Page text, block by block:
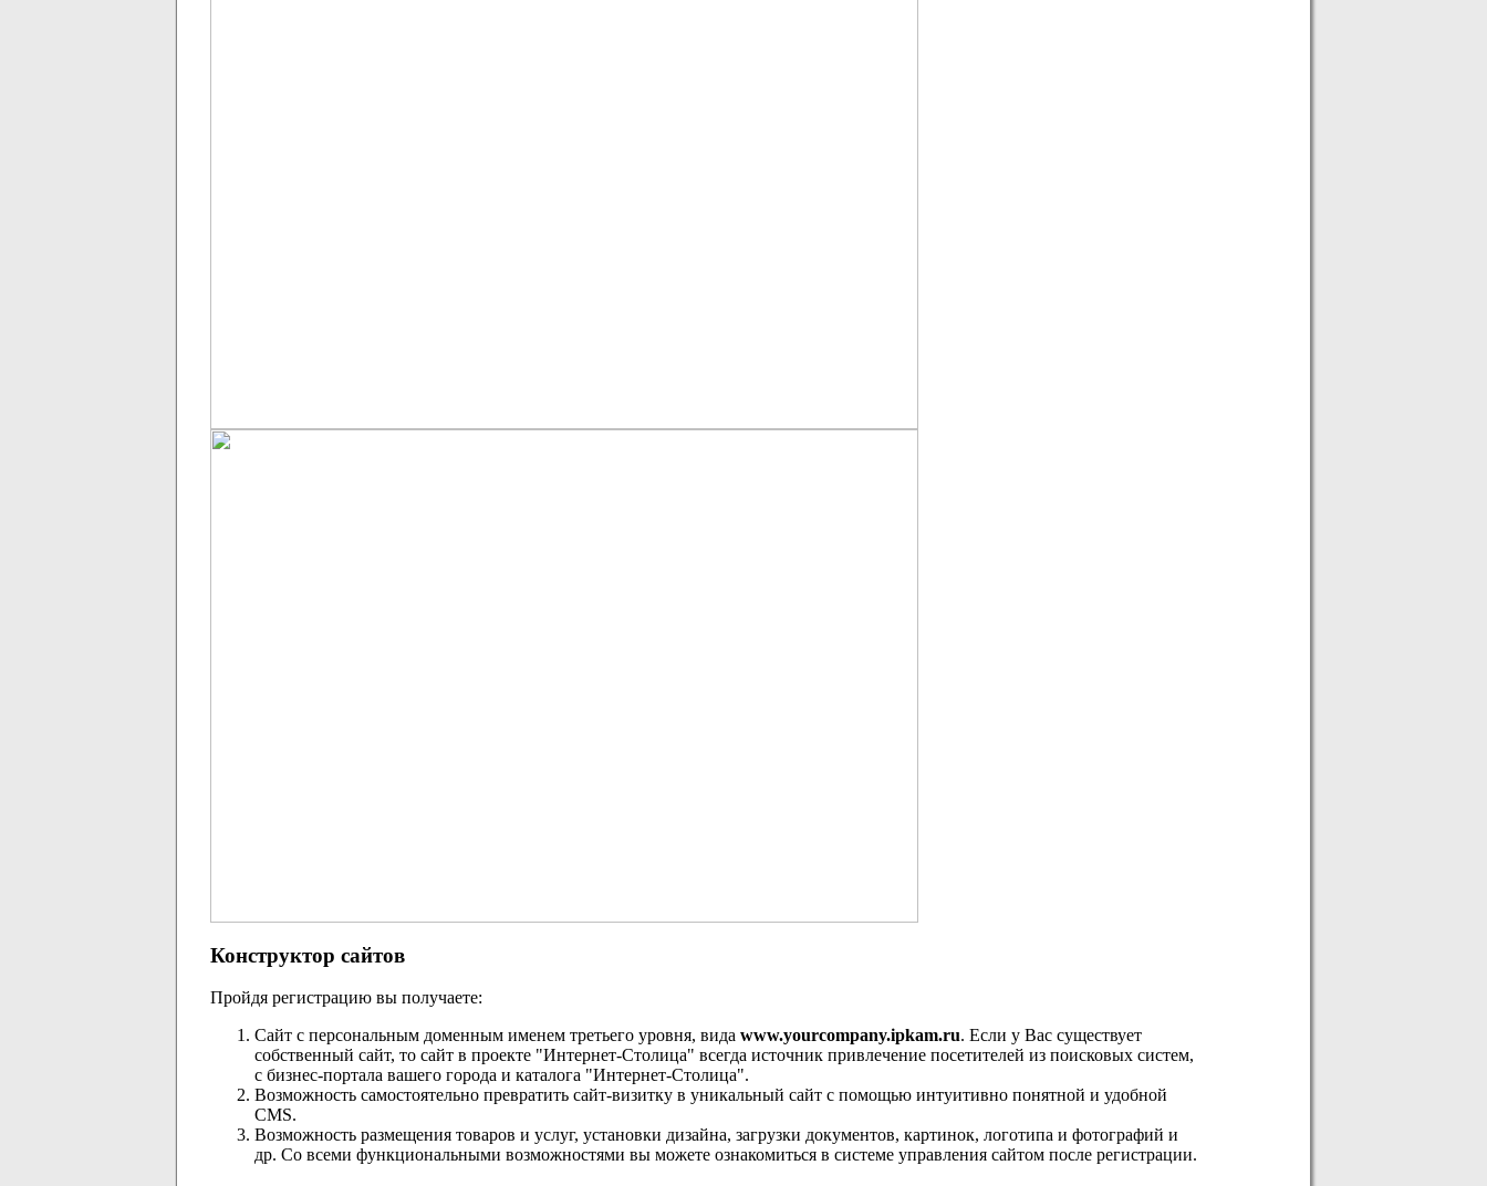
Конструктор сайтов
Пройдя регистрацию вы получаете:
Сайт с персональным доменным именем третьего уровня, вида www.yourcompany.ipkam.ru. Если у Вас существует
собственный сайт, то сайт в проекте "Интернет-Столица" всегда источник привлечение посетителей из поисковых систем,
с бизнес-портала вашего города и каталога "Интернет-Столица".
Возможность самостоятельно превратить сайт-визитку в уникальный сайт с помощью интуитивно понятной и удобной
CMS.
Возможность размещения товаров и услуг, установки дизайна, загрузки документов, картинок, логотипа и фотографий и
др. Со всеми функциональными возможностями вы можете ознакомиться в системе управления сайтом после регистрации.